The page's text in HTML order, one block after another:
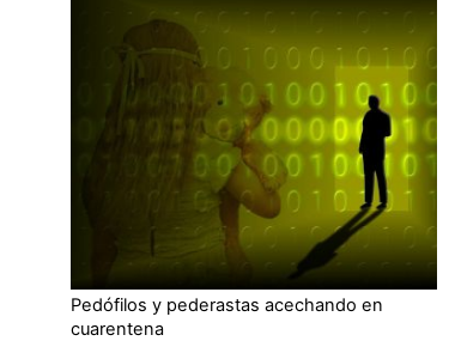
Pedófilos y pederastas acechando en
cuarentena